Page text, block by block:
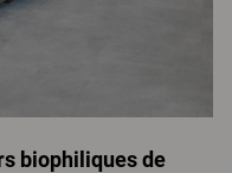
biophiliques de